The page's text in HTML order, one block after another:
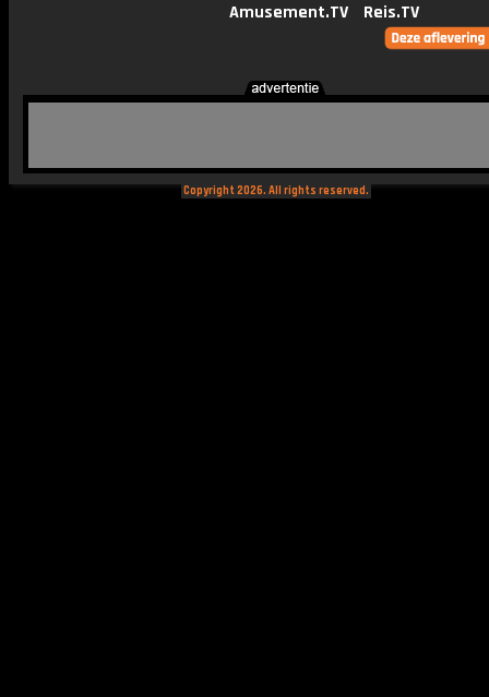
Amusement.TV
Reis.TV
Copyright 2026. All rights reserved.